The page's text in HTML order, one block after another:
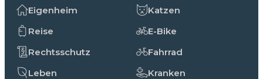
Eigenheim
Reise
Rechtsschutz
Leben
Katzen
E-Bike
Fahrrad
Kranken